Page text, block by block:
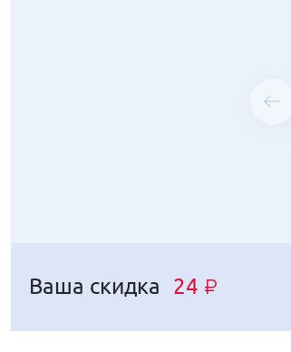
Ваша скидка 24 ₽
Ваша скидка 22 ₽